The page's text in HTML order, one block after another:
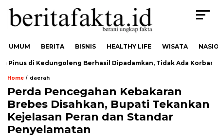
UMUM BERITA BISNIS HEALTHY LIFE WISATA
di Kedungoleng Berhasil Dipadamkan, Tidak Ada Korban
Home / daerah
Perda Pencegahan Kebakaran
Brebes Disahkan, Bupati Tekankan
Kejelasan Peran dan Standar
Penyelamatan